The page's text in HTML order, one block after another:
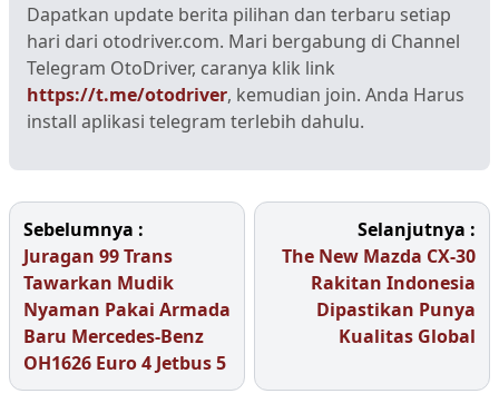
Dapatkan update berita pilihan dan terbaru setiap
hari dari otodriver.com. Mari bergabung di Channel
Telegram OtoDriver, caranya klik link
https://t.me/otodriver, kemudian join. Anda Harus
install aplikasi telegram terlebih dahulu.
Sebelumnya :
Juragan 99 Trans
Tawarkan Mudik
Nyaman Pakai Armada
Baru Mercedes-Benz
OH1626 Euro 4 Jetbus 5
Selanjutnya :
The New Mazda CX-30
Rakitan Indonesia
Dipastikan Punya
Kualitas Global